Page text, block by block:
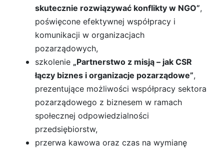
skutecznie rozwiązywać konflikty w NGO”,
poświęcone efektywnej współpracy i
komunikacji w organizacjach
pozarządowych,
szkolenie „Partnerstwo z misją – jak CSR
łączy biznes i organizacje pozarządowe”,
prezentujące możliwości współpracy sektora
pozarządowego z biznesem w ramach
społecznej odpowiedzialności
przedsiębiorstw,
przerwa kawowa oraz czas na wymianę